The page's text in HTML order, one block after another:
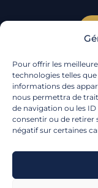
Pour offrir les
technologies telles
informations des
nous permettra de
de navigation ou les ID
consentir ou de retirer
négatif sur certaines
Rachat par
légales ·